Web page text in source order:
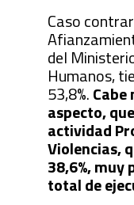
Caso
del
Humanos,
53,8%.Cabe
aspecto,
actividad
Violencias,
38,6%,
total de